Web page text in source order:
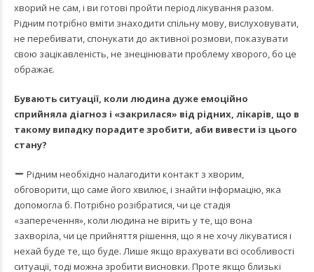
хворий не сам, і ви готові пройти період лікування разом.
Рідним потрібно вміти знаходити спільну мову, вислуховувати,
не перебивати, спонукати до активної розмови, показувати
свою зацікавленість, не знецінювати проблему хворого, бо це
ображає.
Бувають ситуації, коли людина дуже емоційно
сприйняла діагноз і «закрилася» від рідних, лікарів, що в
такому випадку порадите зробити, аби вивести із цього
стану?
Рідним необхідно налагодити контакт з хворим,
обговорити, що саме його хвилює, і знайти інформацію, яка
допомогла б. Потрібно розібратися, чи це стадія
«заперечення», коли людина не вірить у те, що вона
захворіла, чи це прийняття рішення, що я не хочу лікуватися і
нехай буде те, що буде. Лише якщо врахувати всі особливості
ситуації, тоді можна зробити висновки. Проте якщо близькі